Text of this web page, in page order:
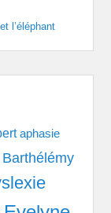
l’éléphant
aphasie